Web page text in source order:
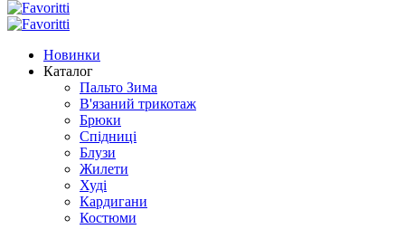
Новинки
Каталог
Пальто Зима
В'язаний трикотаж
Брюки
Спідниці
Блузи
Жилети
Худі
Кардигани
Костюми
(Опт)
XLSX